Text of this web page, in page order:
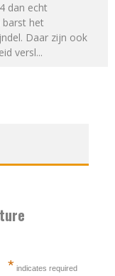
dan echt
barst het
Daar zijn ook
versl...
* indicates required